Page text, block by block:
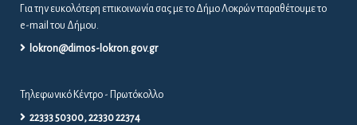
Για την ευκολότερη επικοινωνία σας με το Δήμο Λοκρών παραθέτουμε το
e-mail του Δήμου.
lokron@dimos-lokron.gov.gr
Τηλεφωνικό Κέντρο - Πρωτόκολλο
22333 50300, 22330 22374